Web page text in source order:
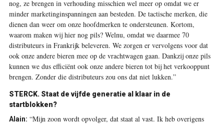
nog, ze brengen in verhouding misschien wel meer op omdat we er
minder marketinginspanningen aan besteden. De tactische merken, die
dienen dan weer om onze hoofdmerken te ondersteunen. Kortom,
waarom maken wij hier nog pils? Welnu, omdat we daarmee 70
distributeurs in Frankrijk beleveren. We zorgen er vervolgens voor dat
ook onze andere bieren mee op de vrachtwagen gaan. Dankzij onze pils
kunnen we dus efficiënt ook onze andere bieren tot bij het verkooppunt
brengen. Zonder die distributeurs zou ons dat niet lukken.”
STERCK. Staat de vijfde generatie al klaar in de
startblokken?
Alain: “Mijn zoon wordt opvolger, dat staat al vast. Ik heb overigens